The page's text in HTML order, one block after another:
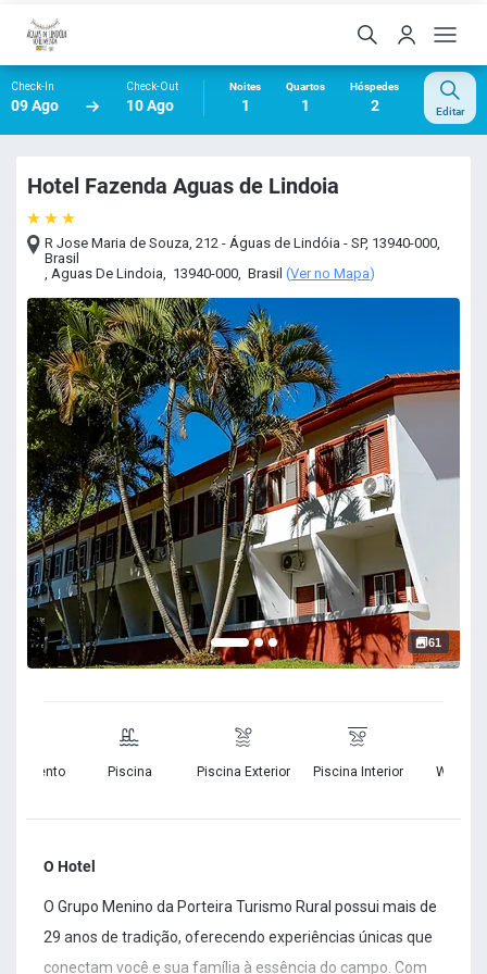
Check-In
09 Ago
Check-Out
10 Ago
Noites
1
Quartos
1
Hóspedes
2 Editar
Hotel Fazenda Aguas de Lindoia
R Jose Maria de Souza, 212 - Águas de Lindóia - SP, 13940-000,
Brasil
,Aguas De Lindoia, 13940-000, Brasil (Ver no Mapa)
61
Piscina Piscina Exterior Piscina Interior Wifi
O Hotel
O Grupo Menino da Porteira Turismo Rural possui mais de
29 anos de tradição, oferecendo experiências únicas que
conectam você e sua família à essência do campo. Com